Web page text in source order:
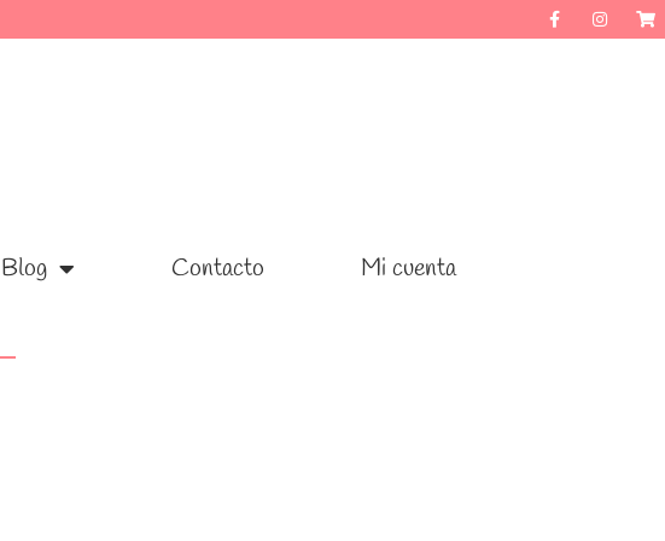
Blog Contacto Mi cuenta
Blog Contacto Mi cuenta